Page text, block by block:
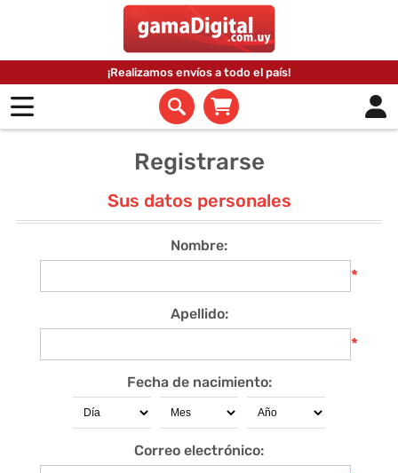
¡Realizamos envíos a todo el país!
Registrarse
Sus datos personales
Nombre:
*
Apellido:
*
Fecha de nacimiento:
Correo electrónico: